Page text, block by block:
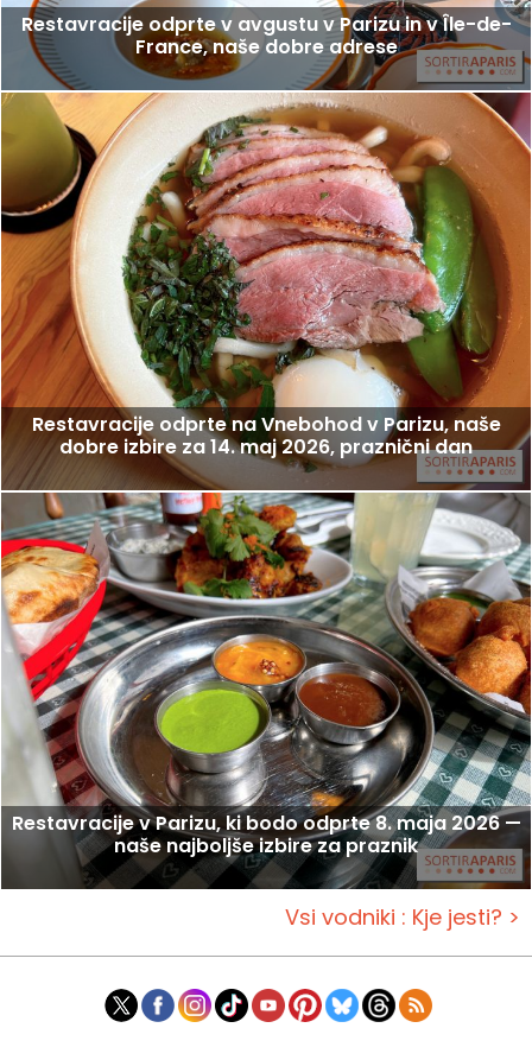
Restavracije odprte v avgustu v Parizu in v Île-de-
France, naše dobre adrese
Restavracije odprte na Vnebohod v Parizu, naše
dobre izbire za 14. maj 2026, praznični dan
Restavracije v Parizu, ki bodo odprte 8. maja 2026 —
naše najboljše izbire za praznik
Vsi vodniki : Kje jesti? >